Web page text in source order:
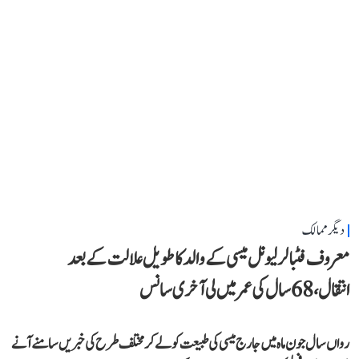
دیگر ممالک
معروف فٹبالر لیونل میسی کے والد کا طویل علالت کے بعد
انتقال، 68 سال کی عمر میں لی آخری سانس
رواں سال جون ماہ میں جارج میسی کی طبیعت کو لے کر مختلف طرح کی خبریں سامنے آنے